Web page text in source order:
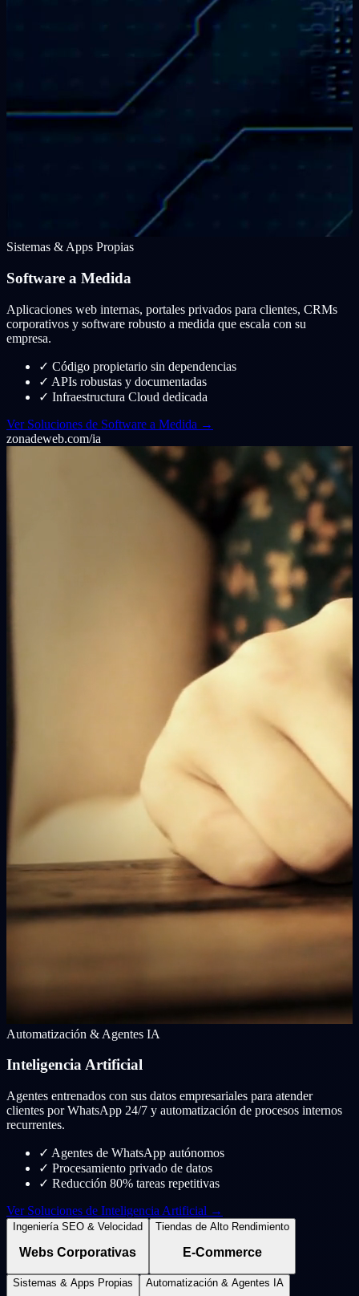
Sistemas & Apps Propias
Software a Medida
Aplicaciones web internas, portales privados para clientes, CRMs
corporativos y software robusto a medida que escala con su
empresa.
✓ Código propietario sin dependencias
✓ APIs robustas y documentadas
✓ Infraestructura Cloud dedicada
Ver Soluciones de Software a Medida →
zonadeweb.com/ia
Automatización & Agentes IA
Inteligencia Artificial
Agentes entrenados con sus datos empresariales para atender
clientes por WhatsApp 24/7 y automatización de procesos internos
recurrentes.
✓ Agentes de WhatsApp autónomos
✓ Procesamiento privado de datos
✓ Reducción 80% tareas repetitivas
Ver Soluciones de Inteligencia Artificial →
Ingeniería SEO & Velocidad
Webs Corporativas
Tiendas de Alto Rendimiento
E-Commerce
Sistemas & Apps Propias Automatización & Agentes IA